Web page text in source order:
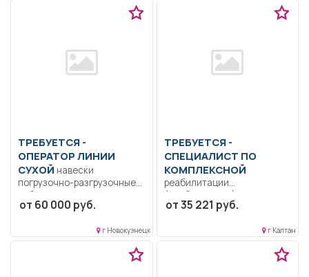
ТРЕБУЕТСЯ -
ОПЕРАТОР ЛИНИИ
СУХОЙ навески
погрузочно-разгрузочные
работы на участке фасовки.
Полный рабочий день.
от 60 000 руб.
г Новокузнецк
ТРЕБУЕТСЯ -
СПЕЦИАЛИСТ ПО
КОМПЛЕКСНОЙ
реабилитации
(реабилитолог)
Образование: Среднее
Реабилитация и
от 35 221 руб.
г Калтан